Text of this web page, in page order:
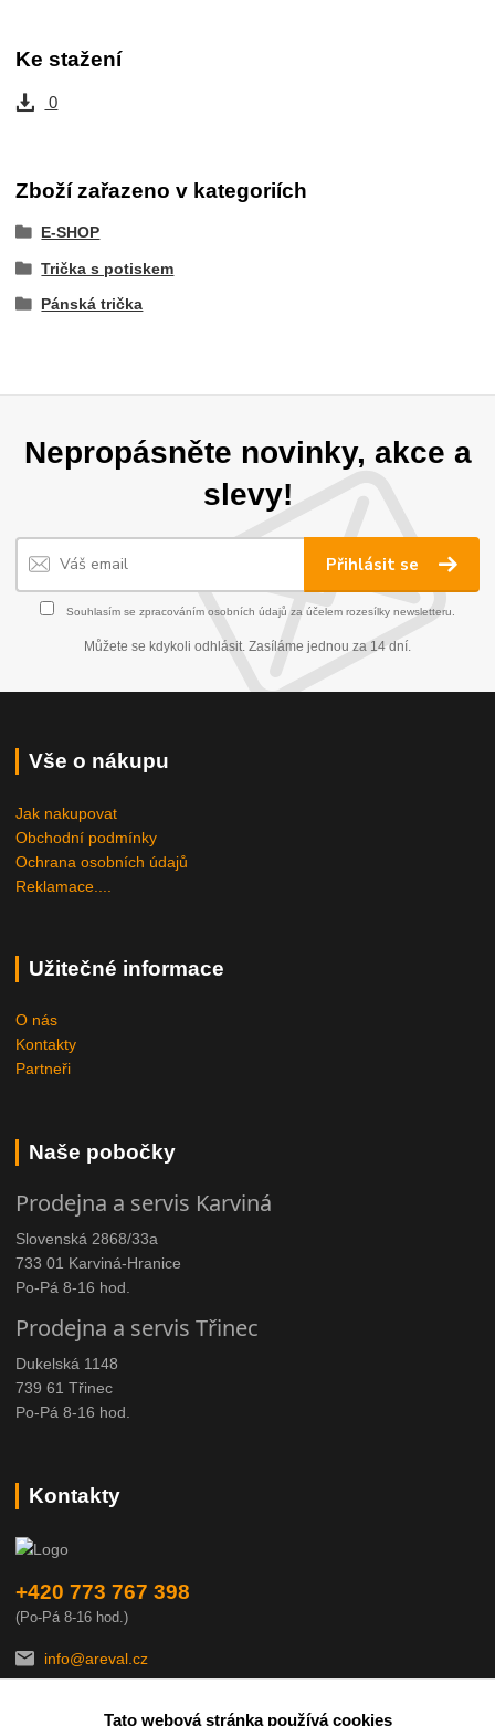
Ke stažení
0
Zboží zařazeno v kategoriích
E-SHOP
Trička s potiskem
Pánská trička
Nepropásněte novinky, akce a
slevy!
Přihlásit se
Souhlasím se zpracováním osobních údajů za účelem rozesílky newsletteru.
Můžete se kdykoli odhlásit. Zasíláme jednou za 14 dní.
Vše o nákupu
Jak nakupovat
Obchodní podmínky
Ochrana osobních údajů
Reklamace....
Užitečné informace
O nás
Kontakty
Partneři
Naše pobočky
Prodejna a servis Karviná
Slovenská 2868/33a
733 01 Karviná-Hranice
Po-Pá 8-16 hod.
Prodejna a servis Třinec
Dukelská 1148
739 61 Třinec
Po-Pá 8-16 hod.
Kontakty
+420 773 767 398
(Po-Pá 8-16 hod.)
info@areval.cz
Tato webová stránka používá cookies